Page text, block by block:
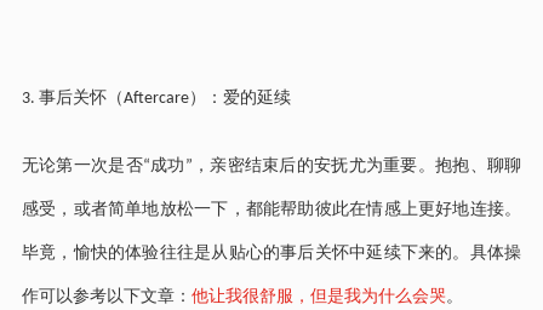
3. 事后关怀（Aftercare）：爱的延续
无论第一次是否“成功 ” ，亲密结束后的安抚尤为重要。抱抱、聊聊
感受，或者简单地放松一下，都能帮助彼此在情感上更好地连接。
毕竟，愉快的体验往往是从贴心的事后关怀中延续下来的。具体操
作可以参考以下文章： 他让我很舒服，但是我为什么会哭。